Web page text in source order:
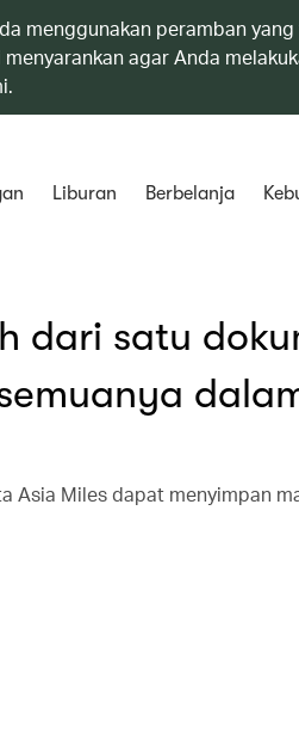
menggunakan peramban
agar Anda
Liburan Berbelanja
dari satu
Asia Miles dapat menyimpan